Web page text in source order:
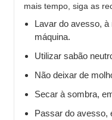
mais tempo, siga as
Lavar do avesso, à
máquina.
Utilizar sabão
Não deixar de
Secar à sombra,
Passar do avesso,